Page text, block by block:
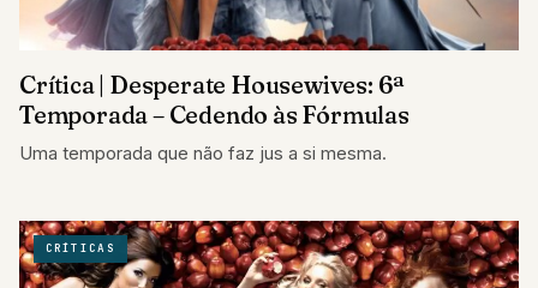
Crítica | Desperate Housewives: 6ª
Temporada – Cedendo às Fórmulas
Uma temporada que não faz jus a si mesma.
CRÍTICAS